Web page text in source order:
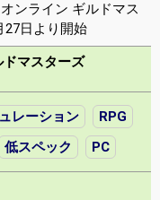
ンライン ギルドマス
27日より開始
マスターズ
レーション
RPG
低スペック PC